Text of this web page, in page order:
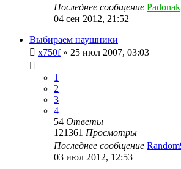
Последнее сообщение Padonak
04 сен 2012, 21:52
Выбираем наушники
x750f» 25 июл 2007, 03:03
1
2
3
4
54 Ответы
121361 Просмотры
Последнее сообщение
03 июл 2012, 12:53